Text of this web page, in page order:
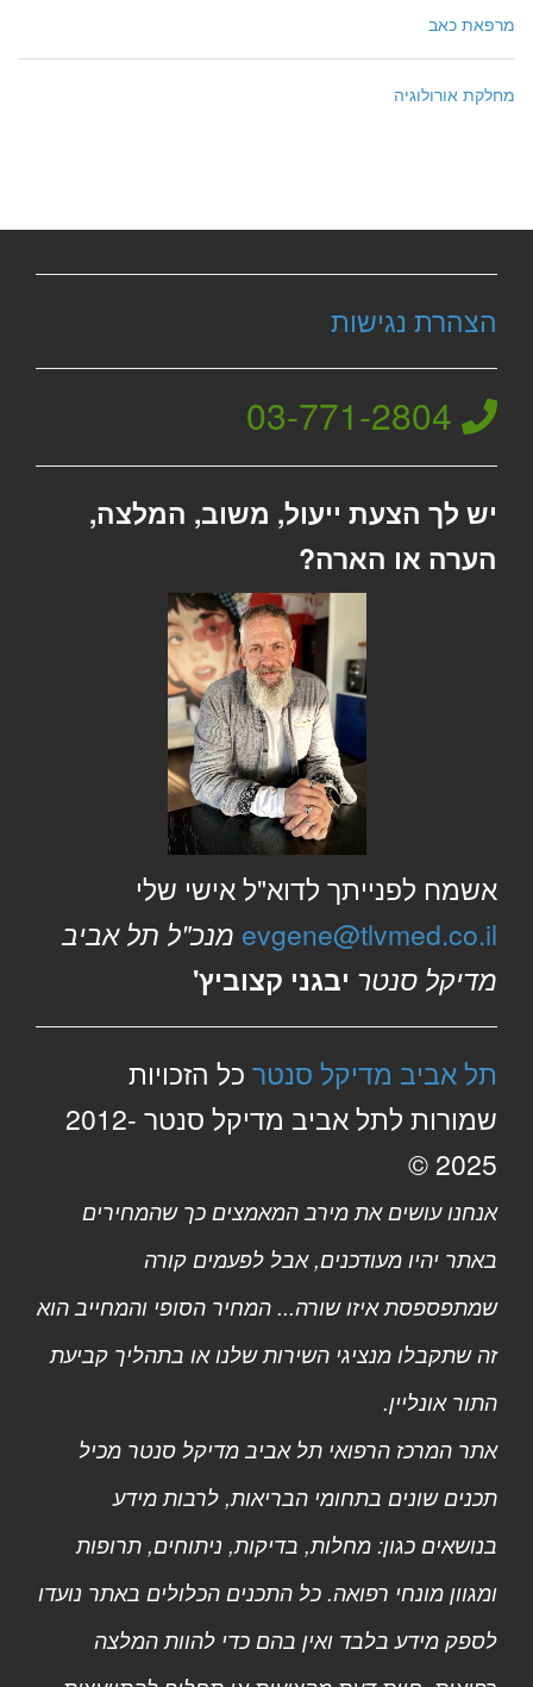
מרפאת כאב
מחלקת אורולוגיה
הצהרת נגישות
03-771-2804
יש לך הצעת ייעול, משוב, המלצה,
הערה או הארה?
אשמח לפנייתך לדוא"ל אישי שלי
evgene@tlvmed.co.il מנכ"ל תל אביב
מדיקל סנטר יבגני קצוביץ'
תל אביב מדיקל סנטר כל הזכויות
שמורות לתל אביב מדיקל סנטר 2012-
2025 ©
אנחנו עושים את מירב המאמצים כך שהמחירים
באתר יהיו מעודכנים, אבל לפעמים קורה
שמתפספסת איזו שורה... המחיר הסופי והמחייב הוא
זה שתקבלו מנציגי השירות שלנו או בתהליך קביעת
התור אונליין.
אתר המרכז הרפואי תל אביב מדיקל סנטר מכיל
תכנים שונים בתחומי הבריאות, לרבות מידע
בנושאים כגון: מחלות, בדיקות, ניתוחים, תרופות
ומגוון מונחי רפואה. כל התכנים הכלולים באתר נועדו
לספק מידע בלבד ואין בהם כדי להוות המלצה